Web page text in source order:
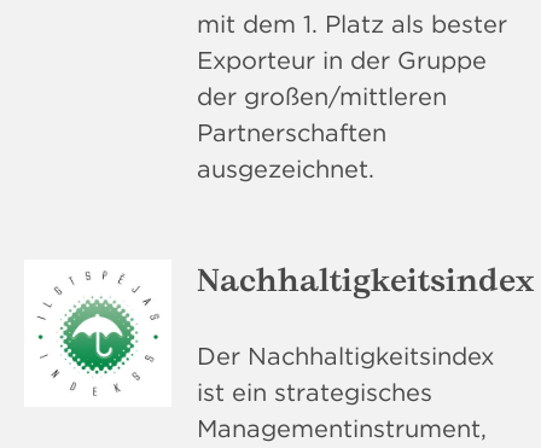
mit dem 1. Platz als bester
Exporteur in der Gruppe
der großen/mittleren
Partnerschaften
ausgezeichnet.
Nachhaltigkeitsindex
Der Nachhaltigkeitsindex
ist ein strategisches
Managementinstrument,